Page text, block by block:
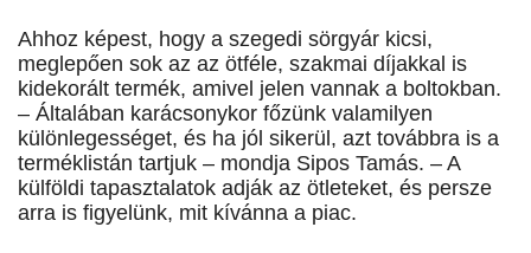
Ahhoz képest, hogy a szegedi sörgyár kicsi,
meglepően sok az az ötféle, szakmai díjakkal is
kidekorált termék, amivel jelen vannak a boltokban.
– Általában karácsonykor főzünk valamilyen
különlegességet, és ha jól sikerül, azt továbbra is a
terméklistán tartjuk – mondja Sipos Tamás. – A
külföldi tapasztalatok adják az ötleteket, és persze
arra is figyelünk, mit kívánna a piac.